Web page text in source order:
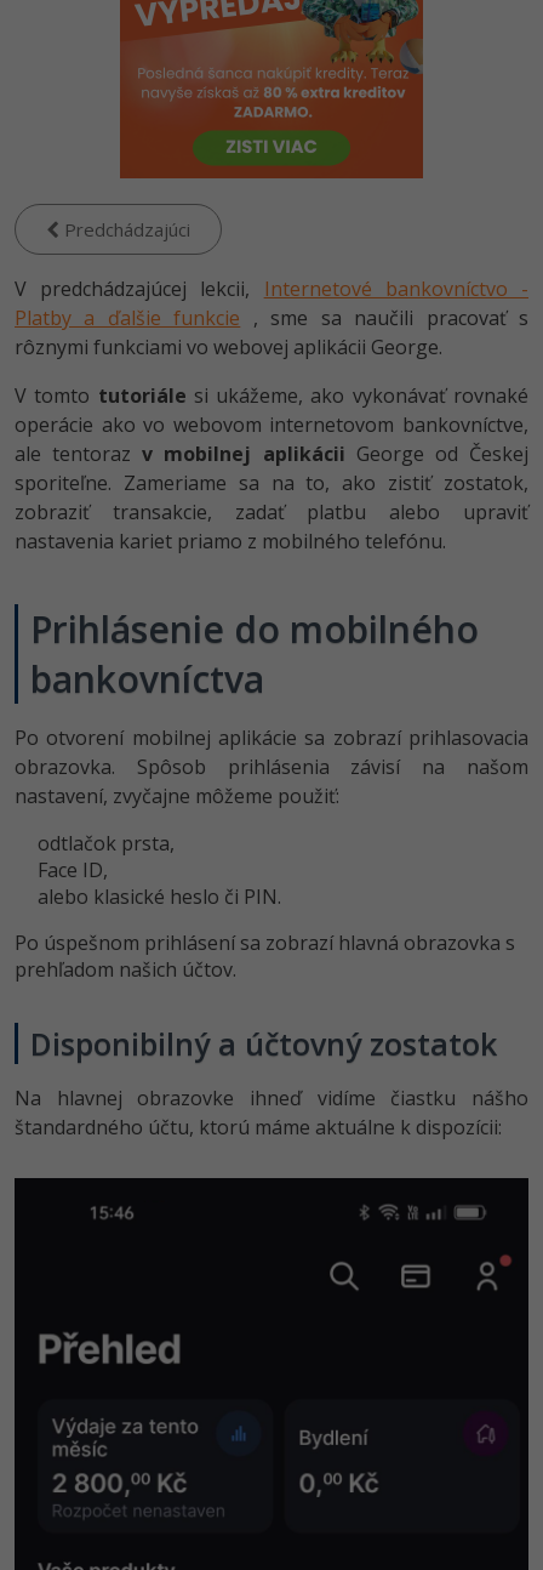
Python -80%
JavaScript -80%
C++
Swift -80%
Kotlin -80%
VB.NET
SQL
UML -80%
-10%
Viac
WordPress
SEO -30%
Business
MS Office -80%
Time management
Fórum
Linux a UNIX
Kybernetická bezpečnost
Windows
Photoshop -80%
Adobe Illustrator -80%
Adobe Lightroom -30%
Adobe XD -15%
Adobe After Effects
Blender
Inkscape
Fotografovanie -80%
Video
Ostatné
Fórum
Predchádzajúci
V predchádzajúcej lekcii,
Internetové bankovníctvo -
Platby a ďalšie funkcie , sme sa naučili pracovať s
rôznymi funkciami vo webovej aplikácii George.
V tomto tutoriále si ukážeme, ako vykonávať rovnaké
operácie ako vo webovom internetovom bankovníctve,
ale tentorazv mobilnej aplikácii George od Českej
sporiteľne. Zameriame sa na to, ako zistiť zostatok,
zobraziť transakcie, zadať platbu alebo upraviť
nastavenia kariet priamo z mobilného telefónu.
Prihlásenie do mobilného
bankovníctva
Po otvorení mobilnej aplikácie sa zobrazí prihlasovacia
obrazovka. Spôsob prihlásenia závisí na našom
nastavení, zvyčajne môžeme použiť:
odtlačok prsta,
Face ID,
alebo klasické heslo či PIN.
Po úspešnom prihlásení sa zobrazí hlavná obrazovka s
prehľadom našich účtov.
Disponibilný a účtovný zostatok
Na hlavnej obrazovke ihneď vidíme čiastku nášho
štandardného účtu, ktorú máme aktuálne k dispozícii: